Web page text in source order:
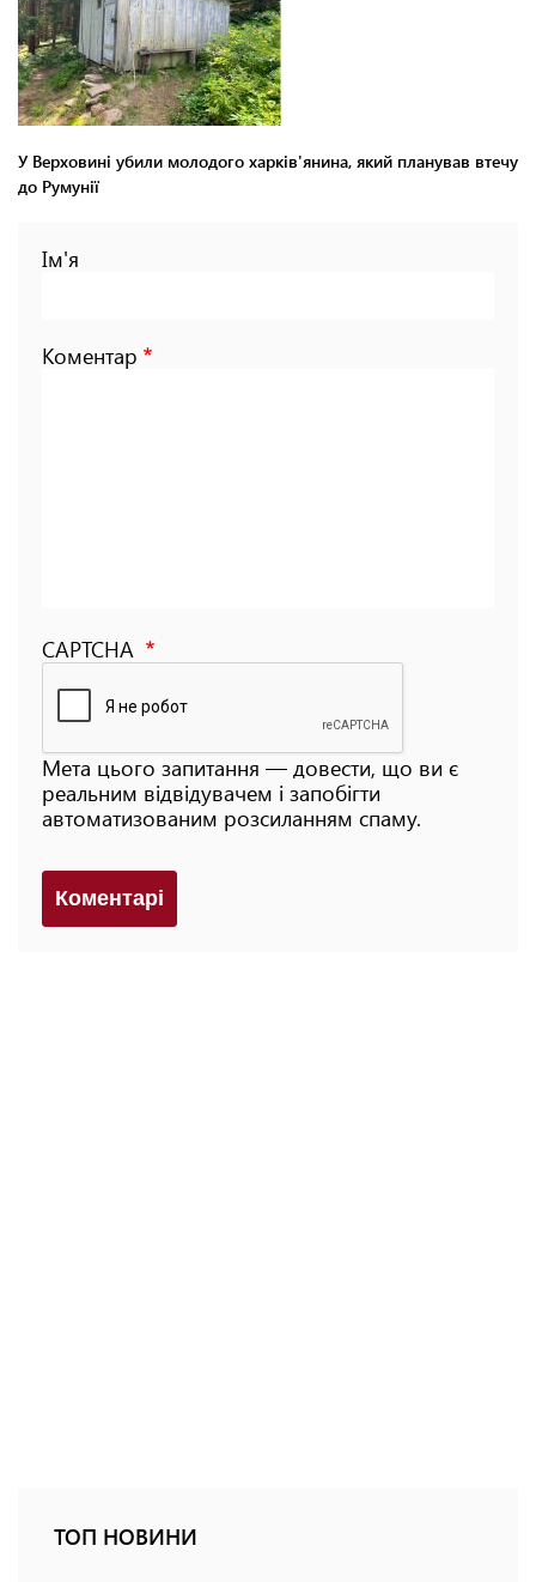
У Верховині убили молодого харків'янина, який планував втечу
до Румунії
Ім'я
Коментар
CAPTCHA
Мета цього запитання — довести, що ви є
реальним відвідувачем і запобігти
автоматизованим розсиланням спаму.
Коментарi
ТОП НОВИНИ